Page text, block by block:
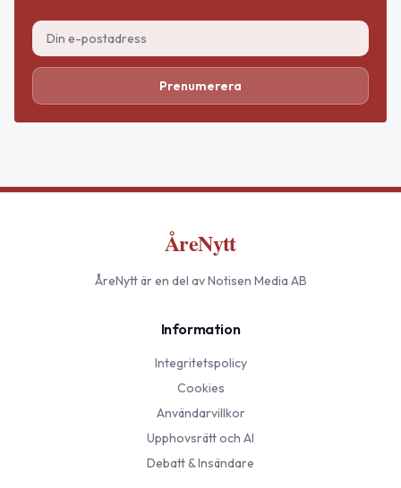
Prenumerera
ÅreNytt
ÅreNyttär en del av Notisen Media AB
Information
Integritetspolicy
Cookies
Användarvillkor
Upphovsrätt och AI
Debatt & Insändare